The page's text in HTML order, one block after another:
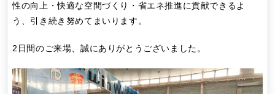
性の向上・快適な空間づくり・省エネ推進に貢献できるよ
う、引き続き努めてまいります。
2日間のご来場、誠にありがとうございました。